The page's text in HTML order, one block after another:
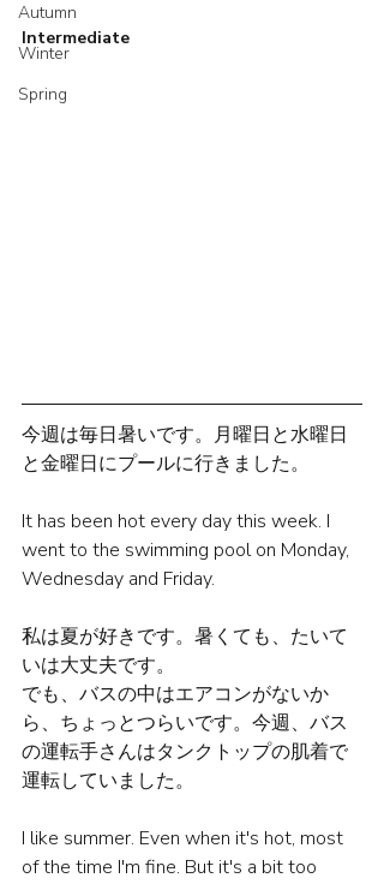
Autumn
Winter
Spring
Intermediate
今週は毎日暑いです。月曜日と水曜日
と金曜日にプールに行きました。
It has been hot every day this week. I
went to the swimming pool on Monday,
Wednesday and Friday.
私は夏が好きです。暑くても、たいて
いは大丈夫です。
でも、バスの中はエアコンがないか
ら、ちょっとつらいです。今週、バス
の運転手さんはタンクトップの肌着で
運転していました。
I like summer. Even when it's hot, most
of the time I'm fine. But it's a bit too